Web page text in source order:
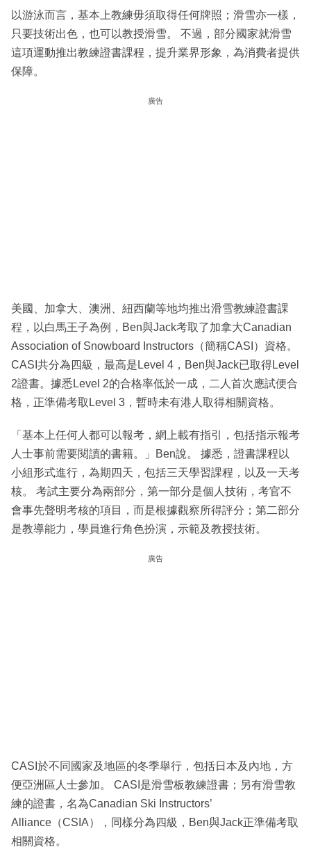
以游泳而言，基本上教練毋須取得任何牌照；滑雪亦一樣，
只要技術出色，也可以教授滑雪。 不過，部分國家就滑雪
這項運動推出教練證書課程，提升業界形象，為消費者提供
保障。
廣告
美國、加拿大、澳洲、紐西蘭等地均推出滑雪教練證書課
程，以白馬王子為例，Ben與Jack考取了加拿大Canadian
Association of Snowboard Instructors（簡稱CASI）資格。
CASI共分為四級，最高是Level 4，Ben與Jack已取得Level
2證書。據悉Level 2的合格率低於一成，二人首次應試便合
格，正準備考取Level 3，暫時未有港人取得相關資格。
「基本上任何人都可以報考，網上載有指引，包括指示報考
人士事前需要閱讀的書籍。」Ben說。 據悉，證書課程以
小組形式進行，為期四天，包括三天學習課程，以及一天考
核。 考試主要分為兩部分，第一部分是個人技術，考官不
會事先聲明考核的項目，而是根據觀察所得評分；第二部分
是教導能力，學員進行角色扮演，示範及教授技術。
廣告
CASI於不同國家及地區的冬季舉行，包括日本及內地，方
便亞洲區人士參加。 CASI是滑雪板教練證書；另有滑雪教
練的證書，名為Canadian Ski Instructors’
Alliance（CSIA），同樣分為四級，Ben與Jack正準備考取
相關資格。